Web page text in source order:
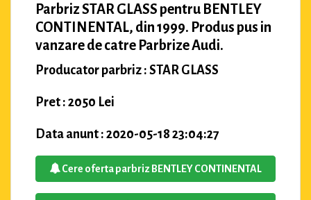
Parbriz STAR GLASS pentru BENTLEY
CONTINENTAL, din 1999. Produs pus in
vanzare de catre Parbrize Audi.
Producator parbriz : STAR GLASS
Pret : 2050 Lei
Data anunt : 2020-05-18 23:04:27
Cere oferta parbriz BENTLEY CONTINENTAL